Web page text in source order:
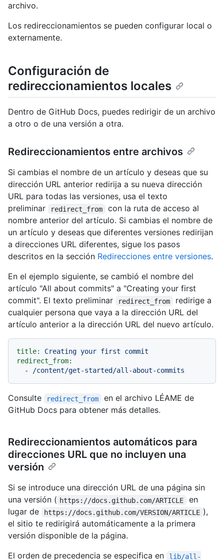
archivo.
Los redireccionamientos se pueden configurar local o
externamente.
Configuración de
redireccionamientos locales
Dentro de GitHub Docs, puedes redirigir de un archivo
a otro o de una versión a otra.
Redireccionamientos entre archivos
Si cambias el nombre de un artículo y deseas que su
dirección URL anterior redirija a su nueva dirección
URL para todas las versiones, usa el texto
preliminar
redirect_from
con la ruta de acceso al
nombre anterior del artículo. Si cambias el nombre de
un artículo y deseas que diferentes versiones redirijan
a direcciones URL diferentes, sigue los pasos
descritos en la sección Redirecciones entre versiones.
En el ejemplo siguiente, se cambió el nombre del
artículo "All about commits" a "Creating your first
commit". El texto preliminar
redirect_from
redirige a
cualquier persona que vaya a la dirección URL del
artículo anterior a la dirección URL del nuevo artículo.
title: Creating your first
commit
redirect_from:
-
/content/get-started/all-about-commits
Consulte redirect_from
en el archivo LÉAME de
GitHub Docs para obtener más detalles.
Redireccionamientos automáticos para
direcciones URL que no incluyen una
versión
Si se introduce una dirección URL de una página sin
una versión ( https://docs.github.com/ARTICLE
en
lugar de
https://docs.github.com/VERSION/ARTICLE ),
el sitio te redirigirá automáticamente a la primera
versión disponible de la página.
El orden de precedencia se especifica en
lib/all-